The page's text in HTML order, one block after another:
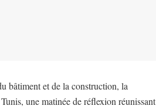
bâtiment et de la construction, la
une matinée de réflexion réunissant